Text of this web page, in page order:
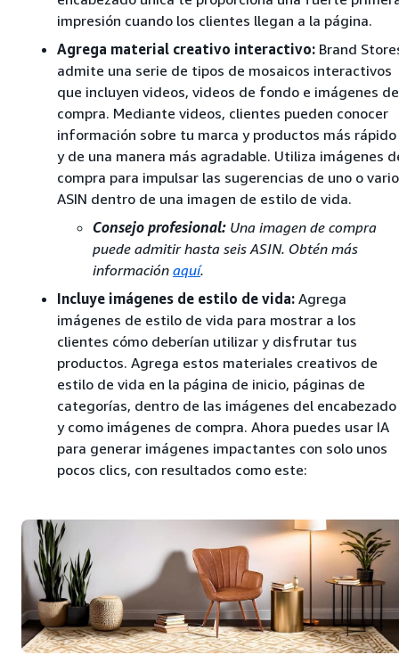
impresión cuando los clientes llegan a la página.
Agrega material creativo interactivo: Brand
admite una serie de tipos de mosaicos interactivos
que incluyen videos, videos de fondo e imágenes de
compra. Mediante videos, clientes pueden conocer
información sobre tu marca y productos más rápido
y de una manera más agradable. Utiliza imágenes
compra para impulsar las sugerencias de uno o
ASIN dentro de una imagen de estilo de vida.
Consejo profesional: Una imagen de compra
puede admitir hasta seis ASIN. Obtén más
información aquí.
Incluye imágenes de estilo de vida: Agrega
imágenes de estilo de vida para mostrar a los
clientes cómo deberían utilizar y disfrutar tus
productos. Agrega estos materiales creativos de
estilo de vida en la página de inicio, páginas de
categorías, dentro de las imágenes del encabezado
y como imágenes de compra. Ahora puedes usar IA
para generar imágenes impactantes con solo unos
pocos clics, con resultados como este: